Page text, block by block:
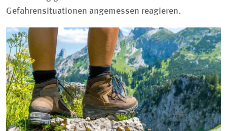
Gefahrensituationen angemessen reagieren.